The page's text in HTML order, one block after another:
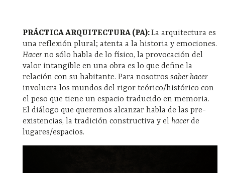
PRÁCTICA ARQUITECTURA (PA):La arquitectura es
una reflexión plural; atenta a la historia y emociones.
Hacer no sólo habla de lo físico, la provocación del
valor intangible en una obra es lo que define la
relación con su habitante. Para nosotros saber hacer
involucra los mundos del rigor teórico/histórico con
el peso que tiene un espacio traducido en memoria.
El diálogo que queremos alcanzar habla de las pre-
existencias, la tradición constructiva y el hacerde
lugares/espacios.